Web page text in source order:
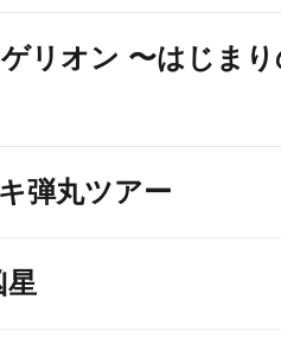
リオン 〜はじま
弾丸ツアー
星